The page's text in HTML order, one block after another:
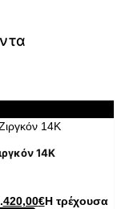
14K
420,00€Η τρέχουσα